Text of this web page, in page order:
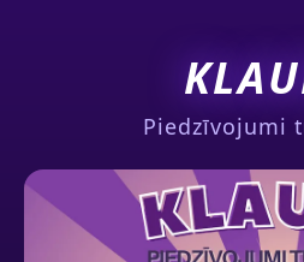
Piedzīvojumi